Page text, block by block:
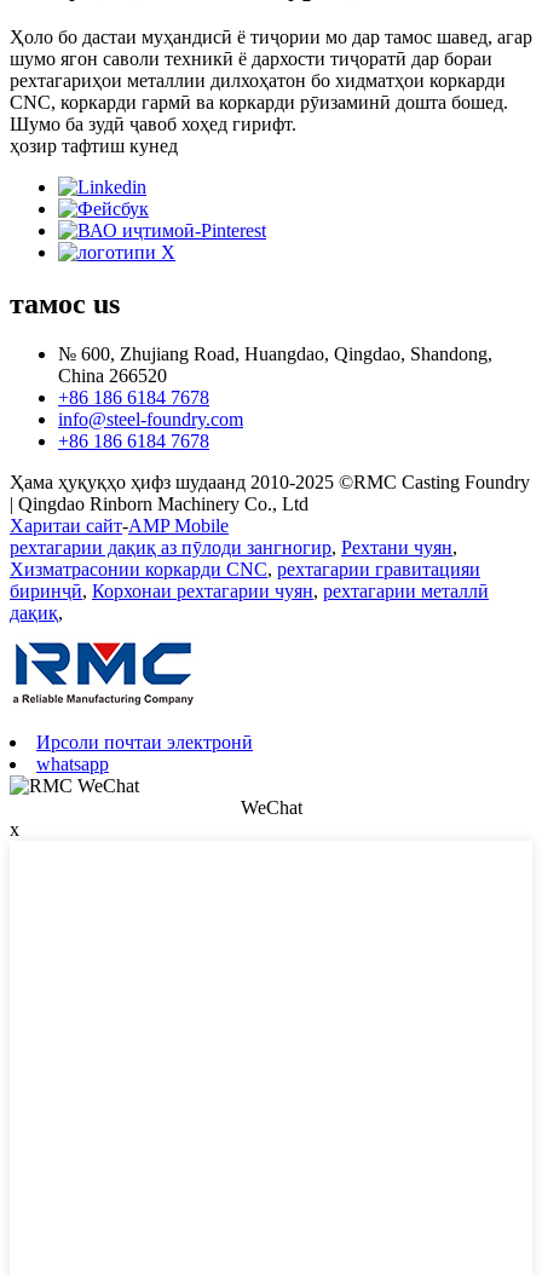
Ҳоло бо дастаи муҳандисӣ ё тиҷории мо дар тамос шавед, агар
шумо ягон саволи техникӣ ё дархости тиҷоратӣ дар бораи
рехтагариҳои металлии дилхоҳатон бо хидматҳои коркарди
CNC, коркарди гармӣ ва коркарди рӯизаминӣ дошта бошед.
Шумо ба зудӣ ҷавоб хоҳед гирифт.
ҳозир тафтиш кунед
тамос us
№ 600, Zhujiang Road, Huangdao, Qingdao, Shandong,
China 266520
+86 186 6184 7678
info@steel-foundry.com
+86 186 6184 7678
Ҳама ҳуқуқҳо ҳифз шудаанд 2010-2025 ©RMC Casting Foundry
| Qingdao Rinborn Machinery Co., Ltd
Харитаи сайт-AMP Mobile
рехтагарии дақиқ аз пӯлоди зангногир, Рехтани чуян,
Хизматрасонии коркарди CNC, рехтагарии гравитацияи
биринҷӣ, Корхонаи рехтагарии чуян, рехтагарии металлӣ
дақиқ,
Ирсоли почтаи электронӣ
whatsapp
WeChat
x